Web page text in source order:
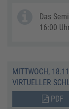
Das
16:00
MITTWOCH,
VIRTUELLER
PDF